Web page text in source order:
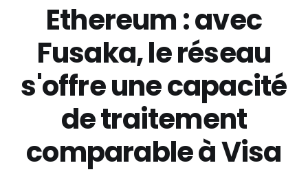
Ethereum : avec
Fusaka, le réseau
s'offre une capacité
de traitement
comparable à Visa